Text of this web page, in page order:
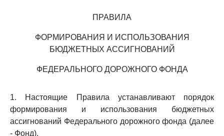
ПРАВИЛА
ФОРМИРОВАНИЯ И ИСПОЛЬЗОВАНИЯ
БЮДЖЕТНЫХ АССИГНОВАНИЙ
ФЕДЕРАЛЬНОГО ДОРОЖНОГО ФОНДА
1. Настоящие Правила устанавливают порядок
формирования и использования бюджетных
ассигнований Федерального дорожного фонда (далее
- Фонд).